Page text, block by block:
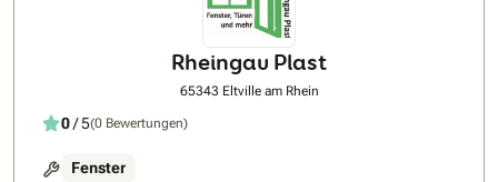
Rheingau Plast
65343 Eltville am Rhein
0/ 5(0 Bewertungen)
Fenster